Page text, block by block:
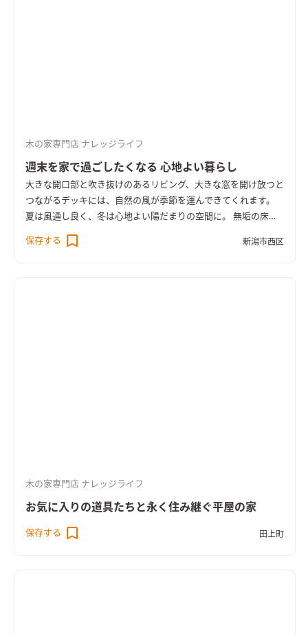
木の家専門店 ナレッジライフ
週末を家で過ごしたくなる 心地よい暮らし
大きな開口部と吹き抜けのあるリビング、大きな窓を開け放つと
つながるデッキには、自然の風が季節を運んできてくれます。
夏は風通し良く、冬は心地よい陽だまりの空間に。 無垢の床は
経年変化でつややかに。 新築時の明るい色味から、徐々につや
のある飴色に変わっていきます。 変わるのは見た目だけでな
保存する 新潟市西区
木の家専門店 ナレッジライフ
お気に入りの道具たちと永く住み継ぐ平屋の家
保存する 田上町